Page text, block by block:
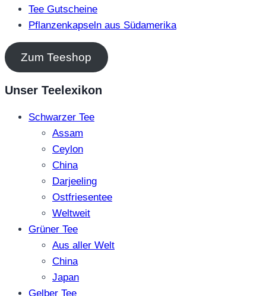
Tee Gutscheine
Pflanzenkapseln aus Südamerika
Zum Teeshop
Unser Teelexikon
Schwarzer Tee
Assam
Ceylon
China
Darjeeling
Ostfriesentee
Weltweit
Grüner Tee
Aus aller Welt
China
Japan
Gelber Tee